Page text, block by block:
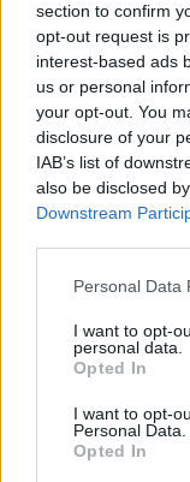
section to confirm
opt-out request is
interest-based ads
us or personal
your opt-out. You
disclosure of your
IAB’s list of
also be disclosed
Downstream
Please note that
not limited to your
grant or deny
use your data for
consent section.
Personal Data
I want to opt-
personal data.
Opted In
I want to opt-
Personal Data.
Opted In
Mi épül?
paksi atomerőmű
Paks II.: Mit
Megkezdődött az 5.
kivitelezése,